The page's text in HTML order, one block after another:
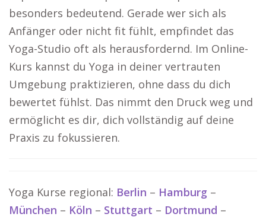
besonders bedeutend. Gerade wer sich als
Anfänger oder nicht fit fühlt, empfindet das
Yoga-Studio oft als herausfordernd. Im Online-
Kurs kannst du Yoga in deiner vertrauten
Umgebung praktizieren, ohne dass du dich
bewertet fühlst. Das nimmt den Druck weg und
ermöglicht es dir, dich vollständig auf deine
Praxis zu fokussieren.
Yoga Kurse regional: Berlin – Hamburg –
München – Köln – Stuttgart – Dortmund –